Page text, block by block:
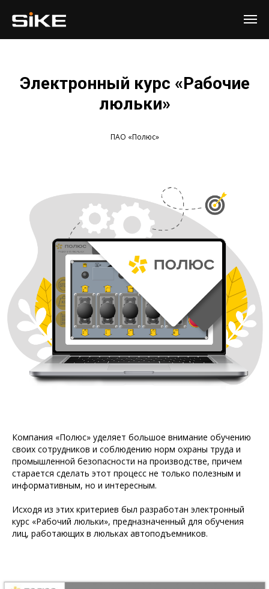
Электронный курс «Рабочие
люльки»
ПАО «Полюс»
Компания «Полюс» уделяет большое внимание обучению
своих сотрудников и соблюдению норм охраны труда и
промышленной безопасности на производстве, причем
старается сделать этот процесс не только полезным и
информативным, но и интересным.
Исходя из этих критериев был разработан электронный
курс «Рабочий люльки», предназначенный для обучения
лиц, работающих в люльках автоподъемников.